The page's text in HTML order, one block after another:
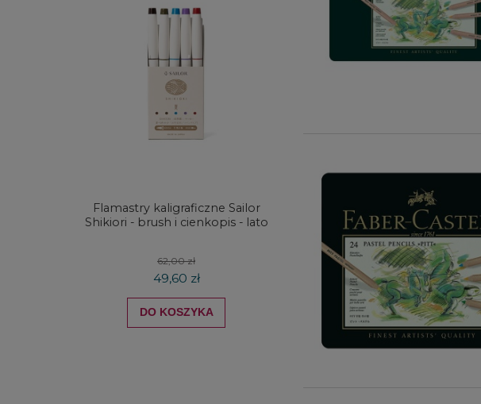
Flamastry kaligraficzne Sailor
Shikiori - brush i cienkopis - lato
62,00 zł
49,60 zł
DO KOSZYKA
Zestaw artystyczny Derwent
Graphitint Mixed Media Set - 19
elementów
212,00 zł
159,00 zł
DO KOSZYKA